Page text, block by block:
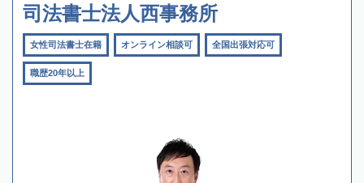
司法書士法人西事務所
女性司法書士在籍 オンライン相談可 全国出張対応可
職歴20年以上